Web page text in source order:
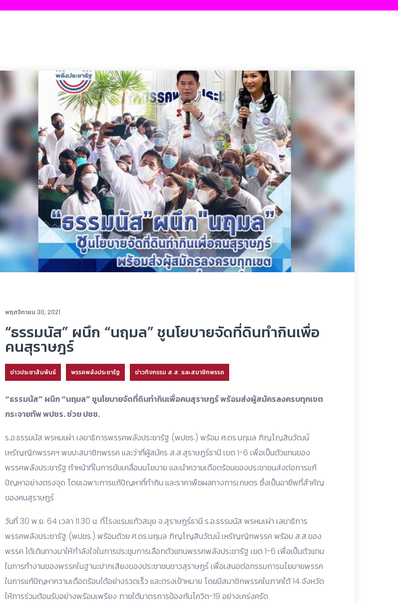
พฤศจิกายน 30, 2021
“ธรรมนัส” ผนึก “นฤมล” ชูนโยบายจัดที่ดินทำกินเพื่อ
คนสุราษฎร์
ข่าวประชาสัมพันธ์ พรรคพลังประชารัฐ ข่าวกิจกรรม ส.ส. และสมาชิกพรรค
“ธรรมนัส” ผนึก “นฤมล” ชูนโยบายจัดที่ดินทำกินเพื่อคนสุราษฎร์ พร้อมส่งผู้สมัครลงครบทุกเขต
กระจายทัพ พปชร. ช่วย ปชช.
ร.อ.ธรรมนัส พรหมเผ่า เลขาธิการพรรคพลังประชารัฐ (พปชร.) พร้อม ศ.ดร.นฤมล ภิญโญสินวัฒน์
เหรัญญิกพรรคฯ พบปะสมาชิกพรรค และว่าที่ผู้สมัคร ส.ส.สุราษฎร์ธานี เขต 1-6 เพื่อเป็นตัวแทนของ
พรรคพลังประชารัฐ ทำหน้าที่ในการขับเคลื่อนนโยบาย และนำความเดือดร้อนของประชาชนส่งต่อการแก้
ปัญหาอย่างตรงจุด โดยเฉพาะการแก้ปัญหาที่ทำกิน และราคาพืชผลทางการเกษตร ซึ่งเป็นอาชีพที่สำคัญ
ของคนสุราษฎร์
วันที่ 30 พ.ย. 64 เวลา 11.30 น. ที่โรงแรมแก้วสมุย จ.สุราษฎร์ธานี ร.อ.ธรรมนัส พรหมเผ่า เลขาธิการ
พรรคพลังประชารัฐ (พปชร.) พร้อมด้วย ศ.ดร.นฤมล ภิญโญสินวัฒน์ เหรัญญิกพรรค พร้อม ส.ส.ของ
พรรค ได้เดินทางมาให้กำลังใจในการประชุมการเลือกตัวแทนพรรคพลังประชารัฐ เขต 1-6 เพื่อเป็นตัวแทน
ในการทำงานของพรรคในฐานะปากเสียงของประชาชนชาวสุราษฎร์ เพื่อเสนอต่อกรรมการนโยบายพรรค
ในการแก้ปัญหาความเดือดร้อนได้อย่างรวดเร็ว และตรงเป้าหมาย โดยมีสมาชิกพรรคในภาคใต้ 14 จังหวัด
ให้การร่วมต้อนรับอย่างพร้อมเพรียง ภายใต้มาตรการป้องกันโควิด-19 อย่างเคร่งครัด